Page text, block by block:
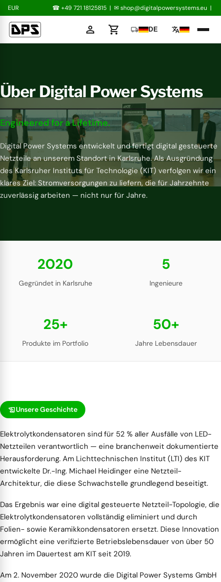
EUR ☎ +49 721 18125815 | ✉shop@digitalpowersystems.eu |
person shopping_cart local_shipping DE translate
Über Digital Power Systems
Engineered for a Lifetime.
Digital Power Systems entwickelt und fertigt digital gesteuerte
Netzteile an unserem Standort in Karlsruhe. Als Ausgründung
des Karlsruher Instituts für Technologie (KIT) verfolgen wir ein
klares Ziel: Stromversorgungen zu liefern, die für Jahrzehnte
zuverlässig arbeiten — nicht nur für Jahre.
2020
Gegründet in Karlsruhe
5
Ingenieure
25+
Produkte im Portfolio
50+
Jahre Lebensdauer
history_eduUnsere Geschichte
Elektrolytkondensatoren sind für 52 % aller Ausfälle von LED-
Netzteilen verantwortlich — eine branchenweit dokumentierte
Herausforderung. Am Lichttechnischen Institut (LTI) des KIT
entwickelte Dr.-Ing. Michael Heidinger eine Netzteil-
Architektur, die diese Schwachstelle grundlegend beseitigt.
Das Ergebnis war eine digital gesteuerte Netzteil-Topologie, die
Elektrolytkondensatoren vollständig eliminiert und durch
Folien- sowie Keramikkondensatoren ersetzt. Diese Innovation
ermöglicht eine verifizierte Betriebslebensdauer von über 50
Jahren im Dauertest am KIT seit 2019.
Am 2. November 2020 wurde die Digital Power Systems GmbH